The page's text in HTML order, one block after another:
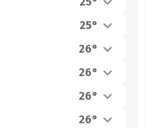
25°
26°
26°
26°
26°